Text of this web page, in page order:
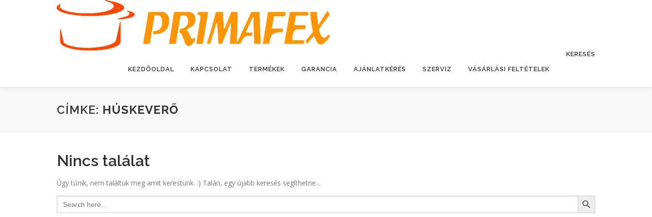
KEZDŐOLDAL KAPCSOLAT TERMÉKEK GARANCIA AJÁNLATKÉRÉS SZERVIZ VÁSÁRLÁSI FELTÉTELEK
KERESÉS
CÍMKE: HÚSKEVERŐ
Nincs találat
Úgy tűnik, nem találtuk meg amit kerestünk. :) Talán, egy újabb keresés segíthetne...
Search
for:
Search Button